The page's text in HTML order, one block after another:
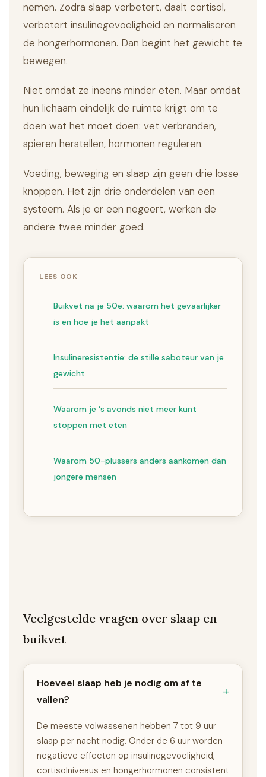
nemen. Zodra slaap verbetert, daalt cortisol,
verbetert insulinegevoeligheid en normaliseren
de hongerhormonen. Dan begint het gewicht te
bewegen.
Niet omdat ze ineens minder eten. Maar omdat
hun lichaam eindelijk de ruimte krijgt om te
doen wat het moet doen: vet verbranden,
spieren herstellen, hormonen reguleren.
Voeding, beweging en slaap zijn geen drie losse
knoppen. Het zijn drie onderdelen van een
systeem. Als je er een negeert, werken de
andere twee minder goed.
LEES OOK
Buikvet na je 50e: waarom het gevaarlijker
is en hoe je het aanpakt
Insulineresistentie: de stille saboteur van je
gewicht
Waarom je 's avonds niet meer kunt
stoppen met eten
Waarom 50-plussers anders aankomen dan
jongere mensen
Veelgestelde vragen over slaap en
buikvet
Hoeveel slaap heb je nodig om af te
vallen?
De meeste volwassenen hebben 7 tot 9 uur
slaap per nacht nodig. Onder de 6 uur worden
negatieve effecten op insulinegevoeligheid,
cortisolniveaus en hongerhormonen consistent